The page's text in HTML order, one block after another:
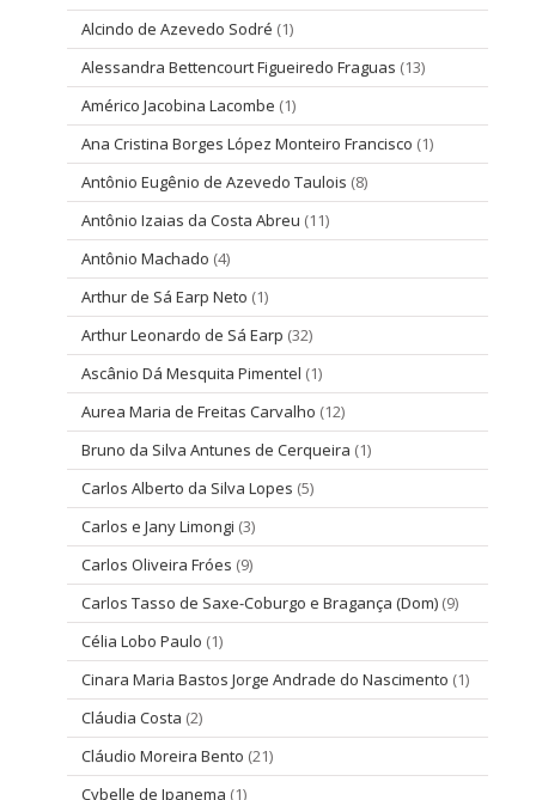
Alcindo de Azevedo Sodré (1)
Alessandra Bettencourt Figueiredo Fraguas (13)
Américo Jacobina Lacombe (1)
Ana Cristina Borges López Monteiro Francisco (1)
Antônio Eugênio de Azevedo Taulois (8)
Antônio Izaias da Costa Abreu (11)
Antônio Machado (4)
Arthur de Sá Earp Neto (1)
Arthur Leonardo de Sá Earp (32)
Ascânio Dá Mesquita Pimentel (1)
Aurea Maria de Freitas Carvalho (12)
Bruno da Silva Antunes de Cerqueira (1)
Carlos Alberto da Silva Lopes (5)
Carlos e Jany Limongi (3)
Carlos Oliveira Fróes (9)
Carlos Tasso de Saxe-Coburgo e Bragança (Dom) (9)
Célia Lobo Paulo (1)
Cinara Maria Bastos Jorge Andrade do Nascimento (1)
Cláudia Costa (2)
Cláudio Moreira Bento (21)
Cybelle de Ipanema (1)